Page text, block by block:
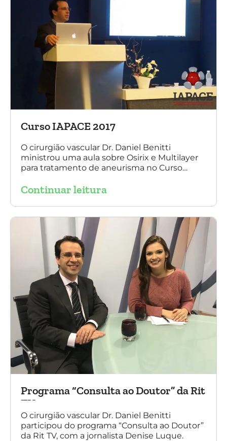
Curso IAPACE 2017
O cirurgião vascular Dr. Daniel Benitti
ministrou uma aula sobre Osirix e Multilayer
para tratamento de aneurisma no Curso
2017). Agradecemos a todos os participantes
Sergio Belczak pelo convite!
Continuar leitura
Programa “Consulta ao Doutor” da Rit
TV
O cirurgião vascular Dr. Daniel Benitti
participou do programa “Consulta ao Doutor”
da Rit TV, com a jornalista Denise Luque.